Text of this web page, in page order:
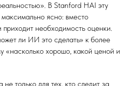
В Stanford HAI эту
максимально ясно: вместо
необходимость оценки.
ли ИИ это сделать» к более
«насколько хорошо, какой ценой и
только для тех, кто следит за